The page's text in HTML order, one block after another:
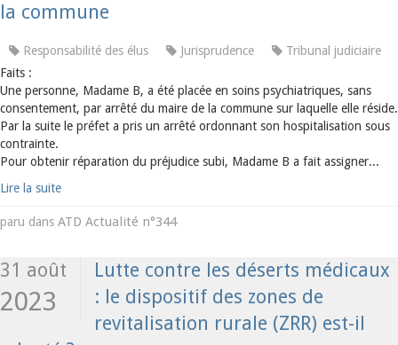
la commune
Responsabilité des élus Jurisprudence
Tribunal judiciaire
Faits :
Une personne, Madame B, a été placée en soins psychiatriques, sans
consentement, par arrêté du maire de la commune sur laquelle elle réside.
Par la suite le préfet a pris un arrêté ordonnant son hospitalisation sous
contrainte.
Pour obtenir réparation du préjudice subi, Madame B a fait assigner...
Lire la suite
paru dans ATD Actualité n°344
31 août
2023
Lutte contre les déserts médicaux
: le dispositif des zones de
revitalisation rurale (ZRR) est-il